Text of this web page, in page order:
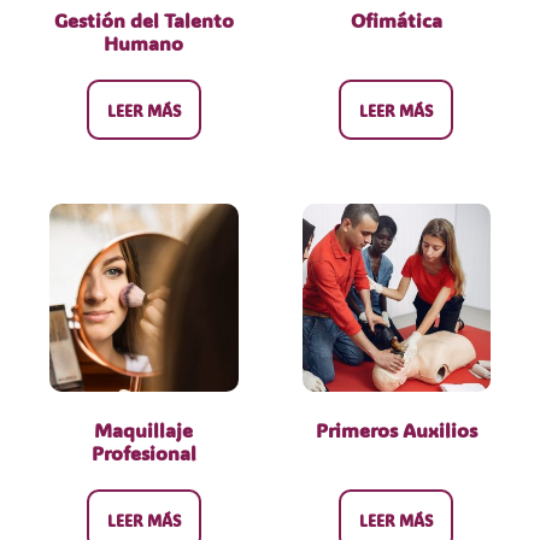
Gestión del Talento
Humano
LEER MÁS
Ofimática
LEER MÁS
Maquillaje
Profesional
LEER MÁS
Primeros Auxilios
LEER MÁS